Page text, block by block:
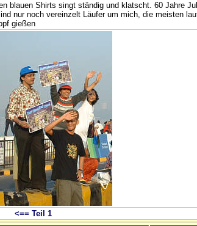
blauen Shirts singt ständig und klatscht. 60 Jahre
nur noch vereinzelt Läufer um mich, die meisten
gießen
<== Teil 1